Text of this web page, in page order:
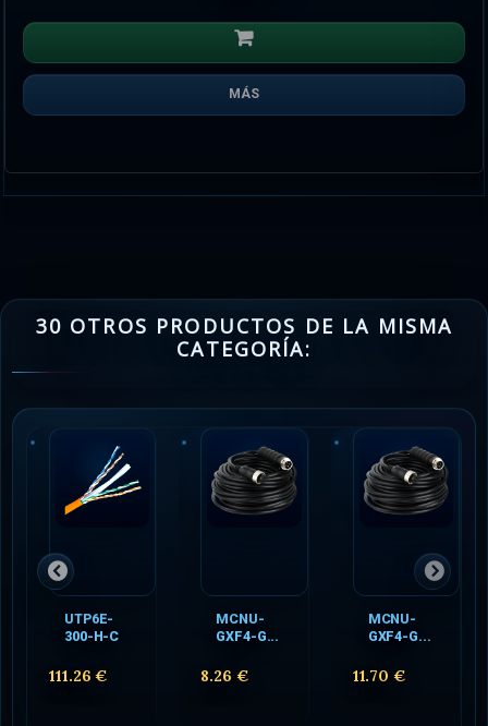
MÁS
30 OTROS PRODUCTOS DE LA MISMA
CATEGORÍA:
UTP6E-
300-H-C
111.26 €
MCNU-
GXF4-G...
8.26 €
MCNU-
GXF4-G...
11.70 €